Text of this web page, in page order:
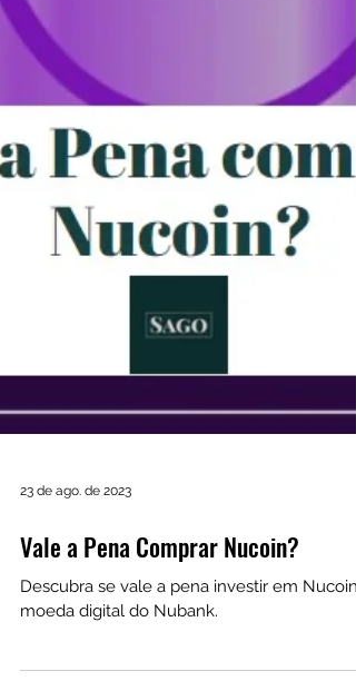
23 de ago. de 2023
Vale a Pena Comprar Nucoin?